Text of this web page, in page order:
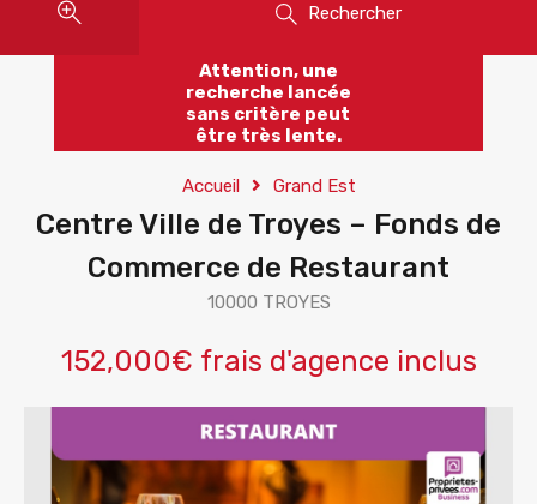
Rechercher
Attention, une
recherche lancée
sans critère peut
être très lente.
Accueil Grand Est
Centre Ville de Troyes – Fonds de
Commerce de Restaurant
10000 TROYES
152,000€ frais d'agence inclus